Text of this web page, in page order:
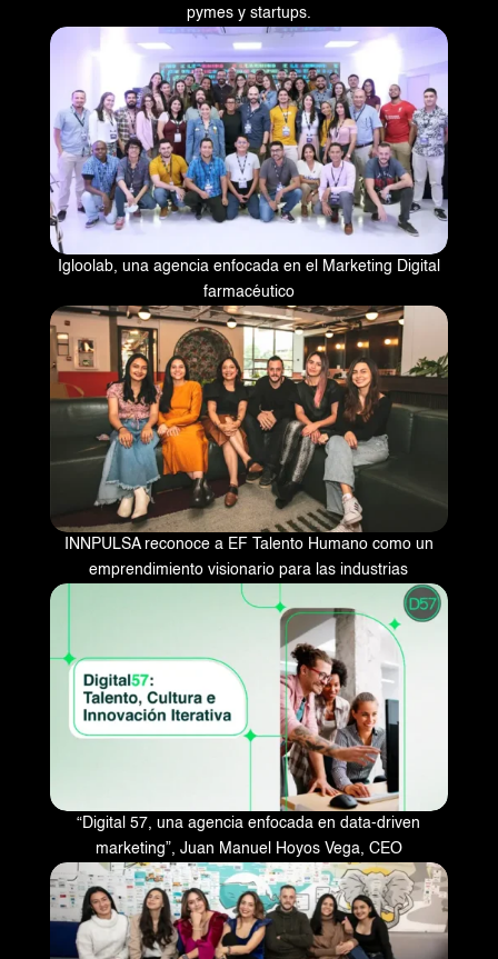
pymes y startups.
Igloolab, una agencia enfocada en el Marketing Digital
farmacéutico
INNPULSA reconoce a EF Talento Humano como un
emprendimiento visionario para las industrias
“Digital 57, una agencia enfocada en data-driven
marketing”, Juan Manuel Hoyos Vega, CEO